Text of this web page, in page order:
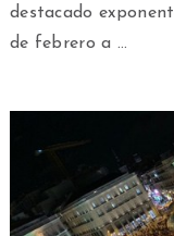
destacado
de febrero a …